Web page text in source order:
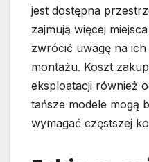
jest dostępna
zajmują więcej
zwrócić uwagę na
montażu. Koszt
eksploatacji również
tańsze modele mogą
wymagać częstszej